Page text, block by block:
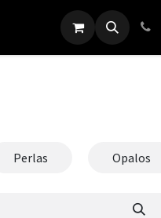
PULSERAS
Perlas Opalos